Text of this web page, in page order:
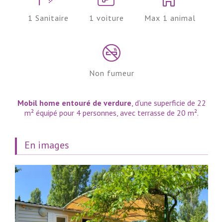
1 Sanitaire 1 voiture Max 1 animal
Non fumeur
Mobil home entouré de verdure, d’une superficie de 22
m² équipé pour 4 personnes, avec terrasse de 20 m².
En images